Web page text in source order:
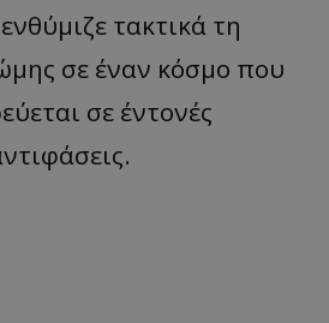
τακτικά τη
σε έναν κόσμο που
σε έντονές